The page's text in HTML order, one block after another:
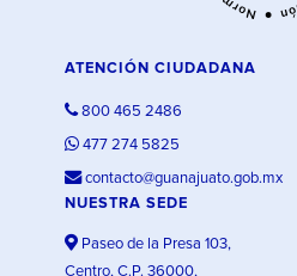
ATENCIÓN CIUDADANA
800 465 2486
477 274 5825
contacto@guanajuato.gob.mx
NUESTRA SEDE
Paseo de la Presa 103,
Centro, C.P. 36000,